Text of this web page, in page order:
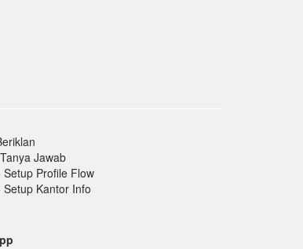
Jawab
Setup Profile Flow
Setup Kantor Info